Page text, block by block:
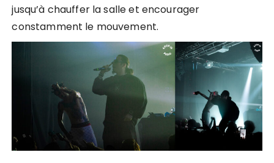
jusqu’à chauffer la salle et encourager
constamment le mouvement.